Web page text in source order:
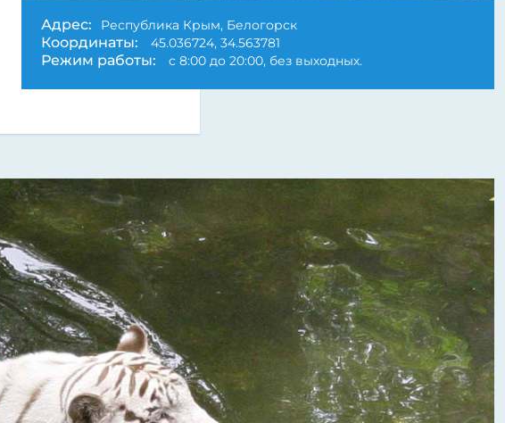
Адрес: Республика Крым, Белогорск
Координаты: 45.036724, 34.563781
Режим работы: с 8:00 до 20:00, без выходных.